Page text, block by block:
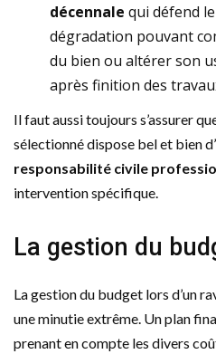
décennale qui défend
dégradation pouvant
du bien ou altérer son
après finition des
Il faut aussi toujours s’assurer
sélectionné dispose bel et bien
responsabilité civile
intervention spécifique.
La gestion du
La gestion du budget lors d’un
une minutie extrême. Un plan
prenant en compte les divers